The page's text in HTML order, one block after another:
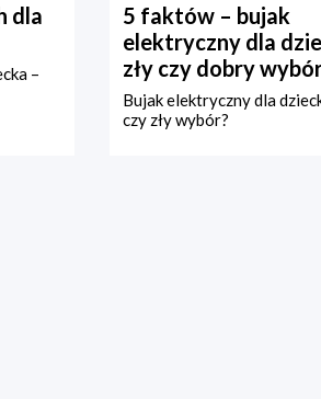
dla
–
5 faktów – bujak
elektryczny dla
zły czy dobry
Bujak elektryczny dla
czy zły wybór?